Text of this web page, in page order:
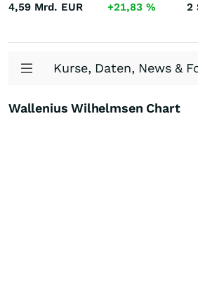
4,59 Mrd. EUR +21,83 % 2
Kurse, Daten, News &
Wallenius Wilhelmsen Chart